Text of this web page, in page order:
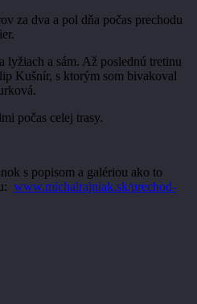
za dva a pol dňa počas prechodu
lyžiach a sám. Až poslednú tretinu
Kušnír, s ktorým som bivakoval
počas celej trasy.
s popisom a galériou ako to
www.michalrajniak.sk/prechod-